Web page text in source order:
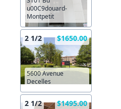
u00C9douard-
Montpetit
2 1/2 $1650.00
5600 Avenue
Decelles
2 1/2 $1495.00